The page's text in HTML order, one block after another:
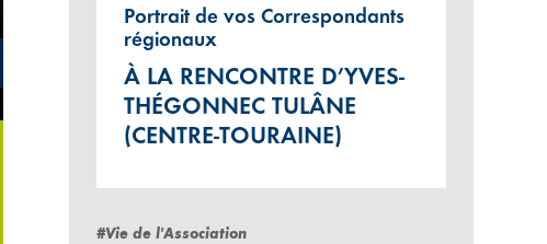
©Delalande Pêche
Portrait de vos Correspondants
régionaux
À LA RENCONTRE D’YVES-
THÉGONNEC TULÂNE
(CENTRE-TOURAINE)
#Vie de l'Association